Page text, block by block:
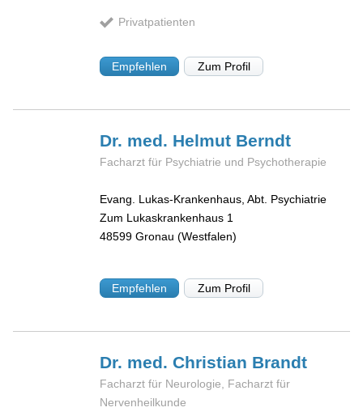
Privatpatienten
Empfehlen Zum Profil
Dr. med. Helmut Berndt
Facharzt für Psychiatrie und Psychotherapie
Evang. Lukas-Krankenhaus, Abt. Psychiatrie
Zum Lukaskrankenhaus 1
48599 Gronau (Westfalen)
Empfehlen Zum Profil
Dr. med. Christian Brandt
Facharzt für Neurologie, Facharzt für
Nervenheilkunde